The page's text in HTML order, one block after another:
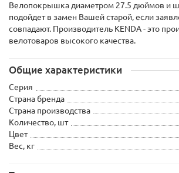
Велопокрышка диаметром 27.5 дюймов и
подойдет в замен Вашей старой, если
совпадают. Производитель KENDA - это
велотоваров высокого качества.
Общие характеристики
Серия
Страна бренда
Страна производства
Количество, шт
Цвет
Вес, кг